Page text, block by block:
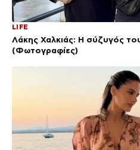
LIFE
Λάκης Χαλκιάς: Η σύζυγός
(Φωτογραφίες)